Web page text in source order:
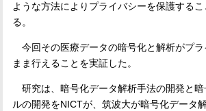
ような方法によりプライバシーを保護する
る。
今回その医療データの暗号化と解析がプラ
まま行えることを実証した。
研究は、暗号化データ解析手法の開発と暗
ルの開発をNICTが、筑波大が暗号化データ